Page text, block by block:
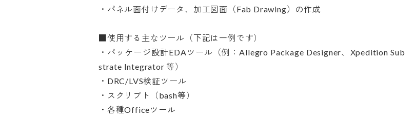
・パネル面付けデータ、加工図面（Fab Drawing）の作成
■使用する主なツール（下記は一例です）
・パッケージ設計EDAツール（例：Allegro Package Designer、Xpedition Sub
strate Integrator 等）
・DRC/LVS検証ツール
・スクリプト（bash等）
・各種Officeツール